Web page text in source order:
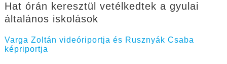
Hat órán keresztül vetélkedtek a gyulai
általános iskolások
Varga Zoltán videóriportja és Rusznyák Csaba
képriportja